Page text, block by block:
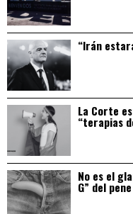
“Irán
La Corte
“terapias
No es el
G” del pene